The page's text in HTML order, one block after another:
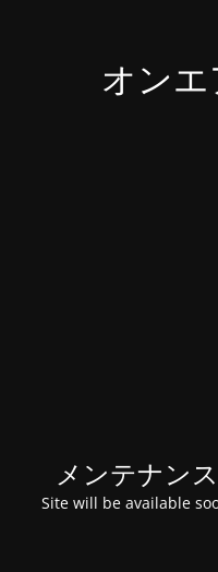
オン
メンテナン
Site will be available